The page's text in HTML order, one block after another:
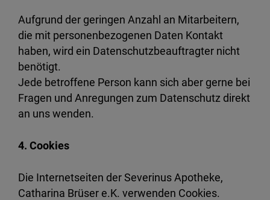
Aufgrund der geringen Anzahl an Mitarbeitern,
die mit personenbezogenen Daten Kontakt
haben, wird ein Datenschutzbeauftragter nicht
benötigt.
Jede betroffene Person kann sich aber gerne bei
Fragen und Anregungen zum Datenschutz direkt
an uns wenden.
4. Cookies
Die Internetseiten der Severinus Apotheke,
Catharina Brüser e.K. verwenden Cookies.